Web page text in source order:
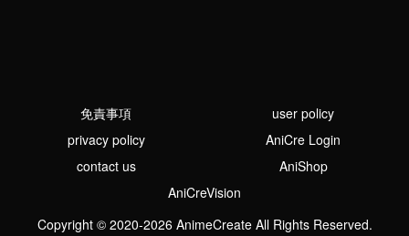
免責事項
user policy
privacy policy
AniCre Login
contact us
AniShop
AniCreVision
Copyright © 2020-2026 AnimeCreate All Rights Reserved.